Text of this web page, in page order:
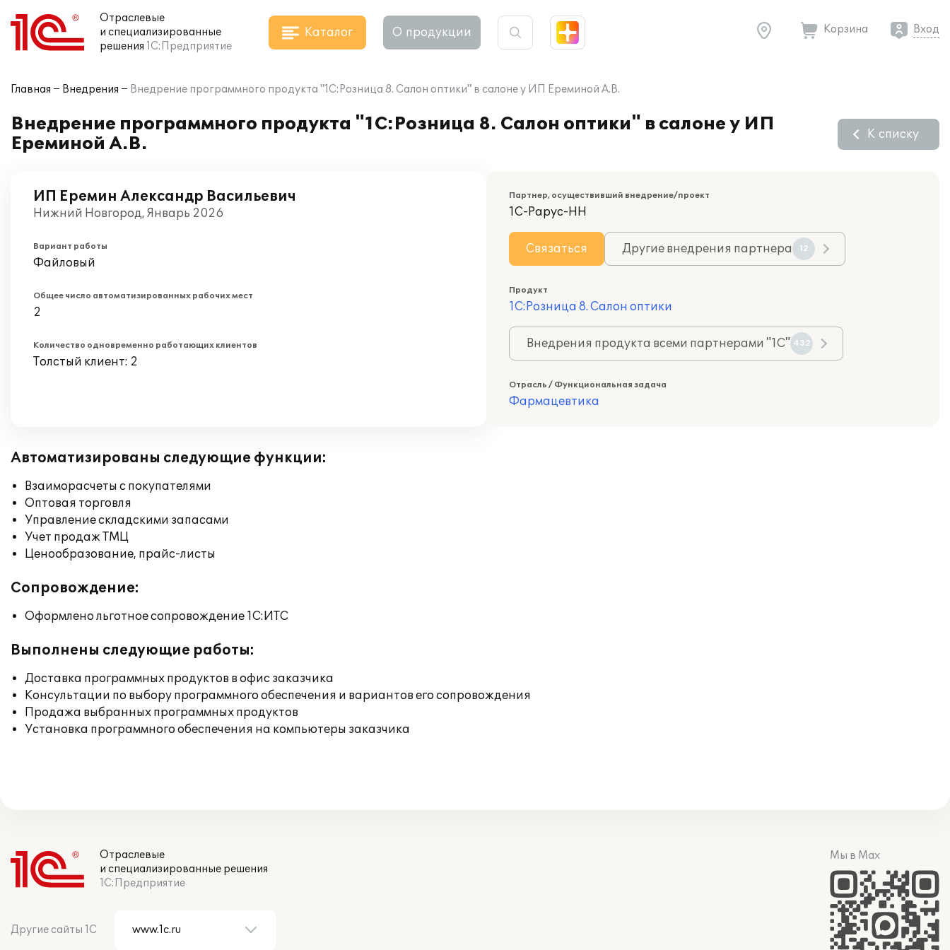
Отраслевые
и специализированные
решения 1С:Предприятие
Каталог О продукции Корзина Вход
Главная Внедрения Внедрение программного продукта "1С:Розница 8. Салон оптики" в салоне у ИП Ереминой А.В.
Внедрение программного продукта "1С:Розница 8. Салон оптики" в салоне у ИП
Ереминой А.В.
К списку
ИП Еремин Александр Васильевич
Нижний Новгород, Январь 2026
Вариант работы
Файловый
Общее число автоматизированных рабочих мест
2
Количество одновременно работающих клиентов
Толстый клиент: 2
Партнер, осуществивший внедрение/проект
1С-Рарус-НН
Связаться Другие внедрения партнера 12
Продукт
1С:Розница 8. Салон оптики
Внедрения продукта всеми партнерами "1С" 432
Отрасль / Функциональная задача
Фармацевтика
Автоматизированы следующие функции:
Взаиморасчеты с покупателями
Оптовая торговля
Управление складскими запасами
Учет продаж ТМЦ
Ценообразование, прайс-листы
Сопровождение:
Оформлено льготное сопровождение 1С:ИТС
Выполнены следующие работы:
Доставка программных продуктов в офис заказчика
Консультации по выбору программного обеспечения и вариантов его сопровождения
Продажа выбранных программных продуктов
Установка программного обеспечения на компьютеры заказчика
Отраслевые
и специализированные решения
1С:Предприятие
Другие сайты 1С
Мы в Max